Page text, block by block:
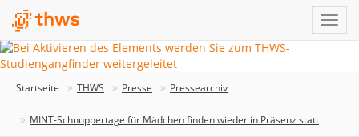
Startseite THWS Presse Pressearchiv
MINT-Schnuppertage für Mädchen finden wieder in Präsenz statt